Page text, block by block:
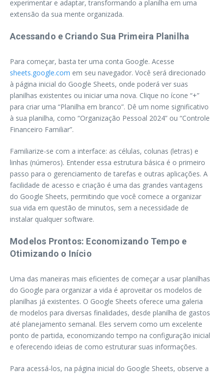
experimentar e adaptar, transformando a planilha em uma
extensão da sua mente organizada.
Acessando e Criando Sua Primeira Planilha
Para começar, basta ter uma conta Google. Acesse
sheets.google.com em seu navegador. Você será direcionado
à página inicial do Google Sheets, onde poderá ver suas
planilhas existentes ou iniciar uma nova. Clique no ícone “+”
para criar uma “Planilha em branco”. Dê um nome significativo
à sua planilha, como “Organização Pessoal 2024” ou “Controle
Financeiro Familiar”.
Familiarize-se com a interface: as células, colunas (letras) e
linhas (números). Entender essa estrutura básica é o primeiro
passo para o gerenciamento de tarefas e outras aplicações. A
facilidade de acesso e criação é uma das grandes vantagens
do Google Sheets, permitindo que você comece a organizar
sua vida em questão de minutos, sem a necessidade de
instalar qualquer software.
Modelos Prontos: Economizando Tempo e
Otimizando o Início
Uma das maneiras mais eficientes de começar a usar planilhas
do Google para organizar a vida é aproveitar os modelos de
planilhas já existentes. O Google Sheets oferece uma galeria
de modelos para diversas finalidades, desde planilha de gastos
até planejamento semanal. Eles servem como um excelente
ponto de partida, economizando tempo na configuração inicial
e oferecendo ideias de como estruturar suas informações.
Para acessá-los, na página inicial do Google Sheets, observe a